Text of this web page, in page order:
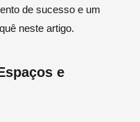
de sucesso e um
neste artigo.
e